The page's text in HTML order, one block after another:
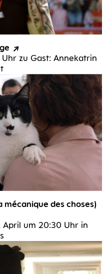
zu Gast: Anne­kat­rin
méca­ni­que des choses)
April um 20:30 Uhr in